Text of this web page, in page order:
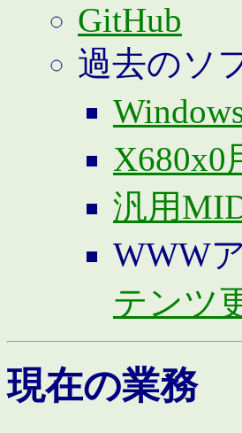
GitHub
過去のソ
X680x0
汎用
WWW
テンツ
現在の業務